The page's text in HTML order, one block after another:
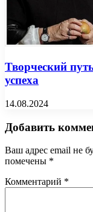
Творческий
успеха
14.08.2024
Добавить
Ваш адрес email не
помечены *
Комментарий *